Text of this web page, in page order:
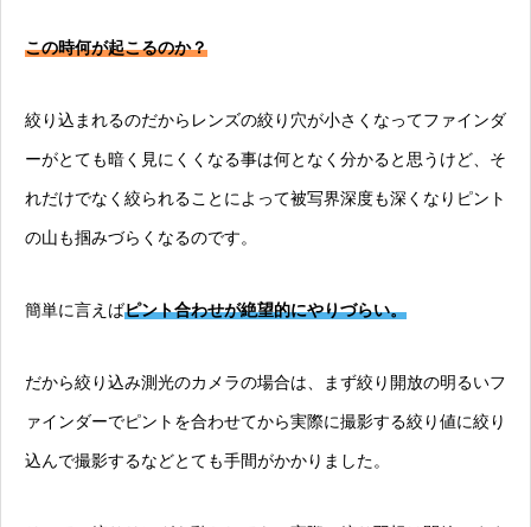
この時何が起こるのか？
絞り込まれるのだからレンズの絞り穴が小さくなってファインダ
ーがとても暗く見にくくなる事は何となく分かると思うけど、そ
れだけでなく絞られることによって被写界深度も深くなりピント
の山も掴みづらくなるのです。
簡単に言えばピント合わせが絶望的にやりづらい。
だから絞り込み測光のカメラの場合は、まず絞り開放の明るいフ
ァインダーでピントを合わせてから実際に撮影する絞り値に絞り
込んで撮影するなどとても手間がかかりました。